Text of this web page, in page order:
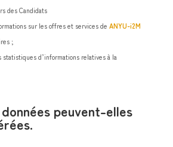
des Candidats
sur les offres et services deANYU-i2M
;
statistiques d’informations relatives à la
peuvent-elles